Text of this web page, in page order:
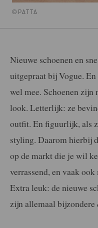
©PATTA
Nieuwe schoenen en
uitgepraat bij Vogue.
wel mee. Schoenen zijn
look. Letterlijk: ze
outfit. En figuurlijk, als
styling. Daarom hierbij
op de markt die je wil
verrassend, en vaak
Extra leuk: de nieuwe
zijn allemaal bijzondere